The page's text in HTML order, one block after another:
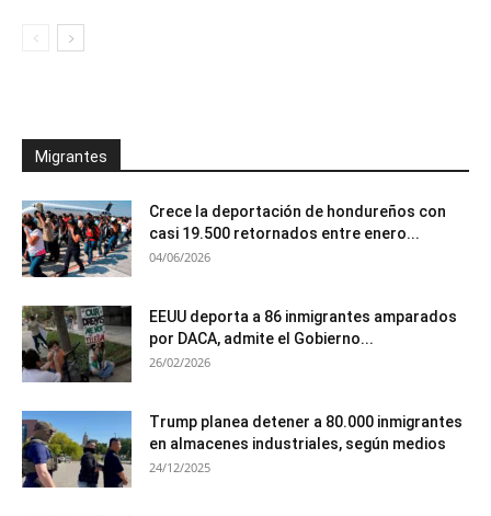
Migrantes
Crece la deportación de hondureños con
casi 19.500 retornados entre enero...
04/06/2026
EEUU deporta a 86 inmigrantes amparados
por DACA, admite el Gobierno...
26/02/2026
Trump planea detener a 80.000 inmigrantes
en almacenes industriales, según medios
24/12/2025